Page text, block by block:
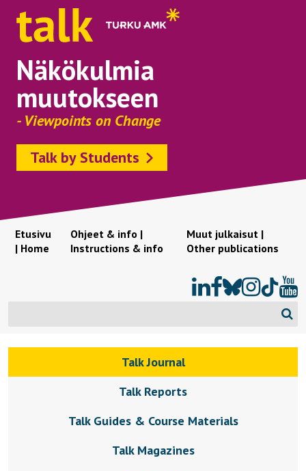
Näkökulmia
muutokseen
- Viewpoints on Change
Talk by Students
Etusivu
| Home
Ohjeet & info |
Instructions & info
Muut julkaisut |
Other publications
Talk Journal
Talk Reports
Talk Guides & Course Materials
Talk Magazines